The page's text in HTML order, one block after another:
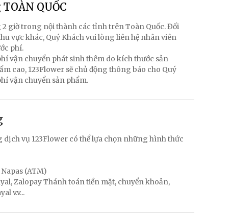
QUỐC
giờ trong nội thành các tỉnh trên Toàn Quốc. Đối
vực khác, Quý Khách vui lòng liên hệ nhân viên
phí.
vận chuyển phát sinh thêm do kích thước sản
cao, 123Flower sẽ chủ động thông báo cho Quý
vận chuyển sản phẩm.
vụ 123Flower có thể lựa chọn những hình thức
(ATM)
Zalopay Thánh toán tiền mặt, chuyển khoản,
v.v...